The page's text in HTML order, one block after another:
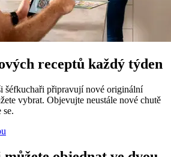
receptů každý týden
šéfkuchaři připravují nové originální
vybrat. Objevujte neustále nové chutě
se.